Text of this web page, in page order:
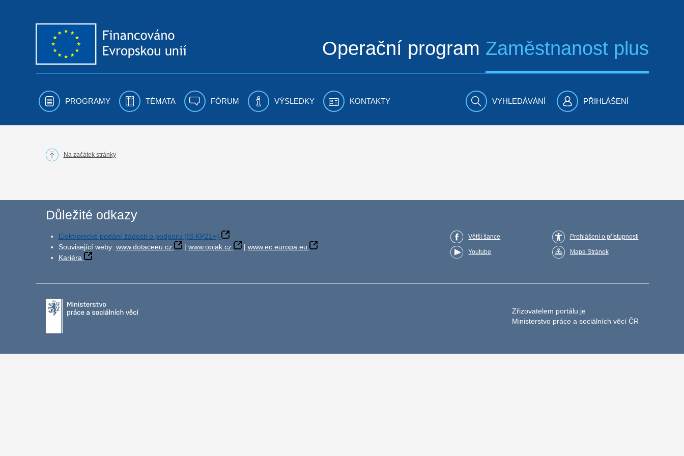
Operační program Zaměstnanost plus
PROGRAMY TÉMATA FÓRUM VÝSLEDKY KONTAKTY VYHLEDÁVÁNÍ PŘIHLÁŠENÍ
Na začátek stránky
Důležité odkazy
Elektronické podání žádosti o podporu (IS KP21+)
Související weby: www.dotaceeu.cz | www.opjak.cz | www.ec.europa.eu
Kariéra
Větší šance
Youtube
Prohlášení o přístupnosti
Mapa Stránek
Zřizovatelem portálu je
Ministerstvo práce a sociálních věcí ČR